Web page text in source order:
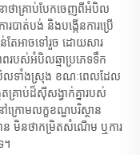
ថាគ្រាប់បែកចេញពីអំបិល
ាត់បង់ និងបង្កើនការប្រើ
តែអាចទៅរួច ដោយសារ
របស់អំបិលឆ្មាប្រភេទទឹក
អំបិលទាំងស្រុង ខណៈពេលដែល
គ្រាប់ដ៏ស៊ីសង្វាក់គ្នារបស់
ក្រោមលក្ខខណ្ឌបរិស្ថាន
ាន មិនថាកម្រិតសំណើម ឬការ
។